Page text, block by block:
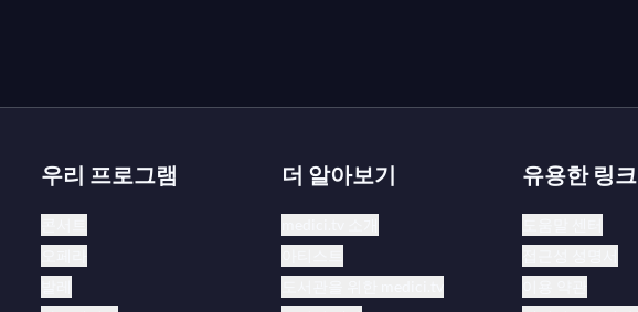
우리 프로그램 더 알아보기 유용한 링크